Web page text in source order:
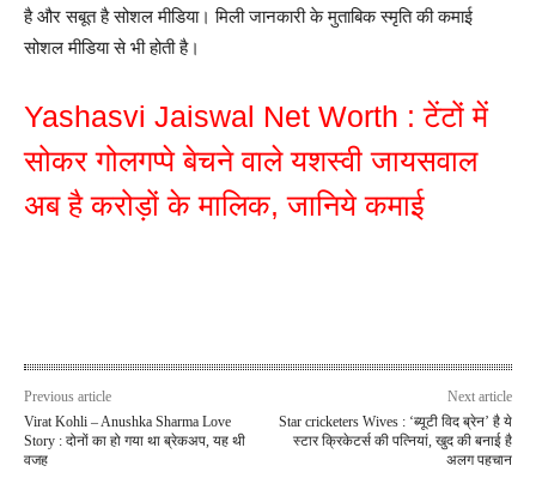
है और सबूत है सोशल मीडिया। मिली जानकारी के मुताबिक स्मृति की कमाई
सोशल मीडिया से भी होती है।
Yashasvi Jaiswal Net Worth : टेंटों में
सोकर गोलगप्पे बेचने वाले यशस्वी जायसवाल
अब है करोड़ों के मालिक, जानिये कमाई
Previous article
Virat Kohli – Anushka Sharma Love
Story : दोनों का हो गया था ब्रेकअप, यह थी
वजह
Next article
Star cricketers Wives : ‘ब्यूटी विद ब्रेन’ है ये
स्टार क्रिकेटर्स की पत्नियां, खुद की बनाई है
अलग पहचान